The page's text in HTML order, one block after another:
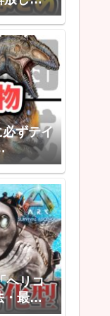
ずテイ
ヘリコ
・最強